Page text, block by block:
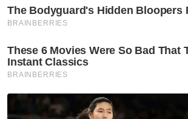
enjin berkuasa tinggi dalam
“Apabila menempuh cuaca hujan,
roda depan tergelincir sering
Pemasangan ABS
penunggang membrek dengan